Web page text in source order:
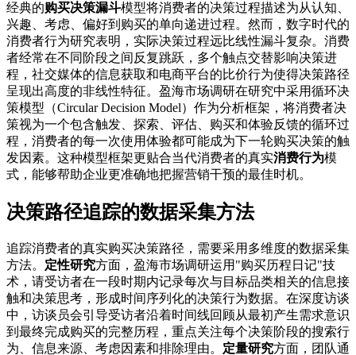
经典的购买决策漏斗模型将消费者的决策过程描述为从认知、
兴趣、考虑、偏好到购买的单向递进过程。然而，数字时代的
消费者行为研究表明，实际决策过程远比线性漏斗复杂。消费
者经常在不同阶段之间反复跳跃，多个触点交替影响决策进
程，社交媒体的信息获取和电商平台的比价行为使得决策路径
呈现出高度的非线性特征。盈海市场调研在研究中采用循环决
策模型（Circular Decision Model）作为分析框架，将消费者决
策视为一个包含触发、探索、评估、购买和体验反馈的循环过
程，消费者的每一次使用体验都可能成为下一轮购买决策的触
发因素。这种模型框架更贴合当代消费者的真实消费行为模
式，能够帮助企业更准确地把握营销干预的最佳时机。
决策路径追踪的数据采集方法
追踪消费者的真实购买决策路径，需要采用多维度的数据采集
方法。 定性研究方面，盈海市场调研运用"购买历程日记"技
术，请受访者在一段时期内记录每次与目标品类相关的信息接
触和决策思考，形成时间序列化的决策行为数据。在深度访谈
中，访谈员会引导受访者沿着时间线回顾从最初产生需求意识
到最终完成购买的完整历程，重点关注每个决策阶段的搜索行
为、信息来源、考虑因素和排除理由。 定量研究方面，团队通